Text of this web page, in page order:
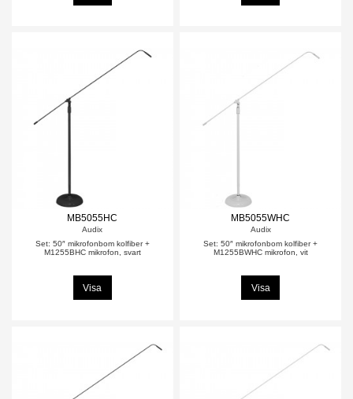
MB5055HC
Audix
Set: 50″ mikrofonbom kolfiber +
M1255BHC mikrofon, svart
Visa
MB5055WHC
Audix
Set: 50″ mikrofonbom kolfiber +
M1255BWHC mikrofon, vit
Visa